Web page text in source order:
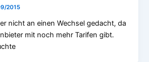
2015
nicht an einen Wechsel gedacht, da
mit noch mehr Tarifen gibt.